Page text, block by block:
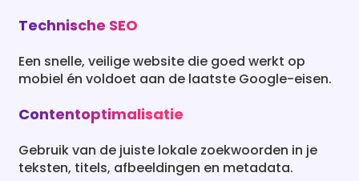
Technische SEO
Een snelle, veilige website die goed werkt op
mobiel én voldoet aan de laatste Google-eisen.
Contentoptimalisatie
Gebruik van de juiste lokale zoekwoorden in je
teksten, titels, afbeeldingen en metadata.